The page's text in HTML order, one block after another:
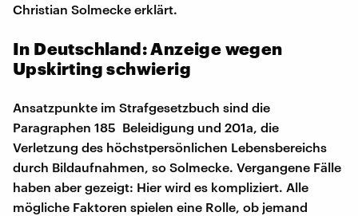
Christian Solmecke erklärt.
In Deutschland: Anzeige wegen
Upskirting schwierig
Ansatzpunkte im Strafgesetzbuch sind die
Paragraphen 185 Beleidigung und 201a, die
Verletzung des höchstpersönlichen Lebensbereichs
durch Bildaufnahmen, so Solmecke. Vergangene Fälle
haben aber gezeigt: Hier wird es kompliziert. Alle
mögliche Faktoren spielen eine Rolle, ob jemand